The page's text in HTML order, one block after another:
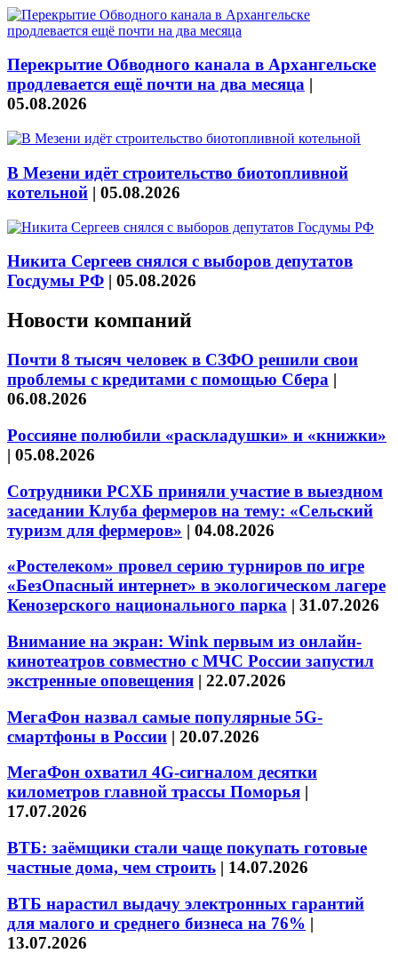
Перекрытие Обводного канала в Архангельске
продлевается ещё почти на два месяца |
05.08.2026
В Мезени идёт строительство биотопливной
котельной | 05.08.2026
Никита Сергеев снялся с выборов депутатов
Госдумы РФ | 05.08.2026
Новости компаний
Почти 8 тысяч человек в СЗФО решили свои
проблемы с кредитами с помощью Сбера |
06.08.2026
Россияне полюбили «раскладушки» и «книжки»
| 05.08.2026
Сотрудники РСХБ приняли участие в выездном
заседании Клуба фермеров на тему: «Сельский
туризм для фермеров» | 04.08.2026
«Ростелеком» провел серию турниров по игре
«БезОпасный интернет» в экологическом лагере
Кенозерского национального парка | 31.07.2026
Внимание на экран: Wink первым из онлайн-
кинотеатров совместно с МЧС России запустил
экстренные оповещения | 22.07.2026
МегаФон назвал самые популярные 5G-
смартфоны в России | 20.07.2026
МегаФон охватил 4G-сигналом десятки
километров главной трассы Поморья |
17.07.2026
ВТБ: заёмщики стали чаще покупать готовые
частные дома, чем строить | 14.07.2026
ВТБ нарастил выдачу электронных гарантий
для малого и среднего бизнеса на 76% |
13.07.2026